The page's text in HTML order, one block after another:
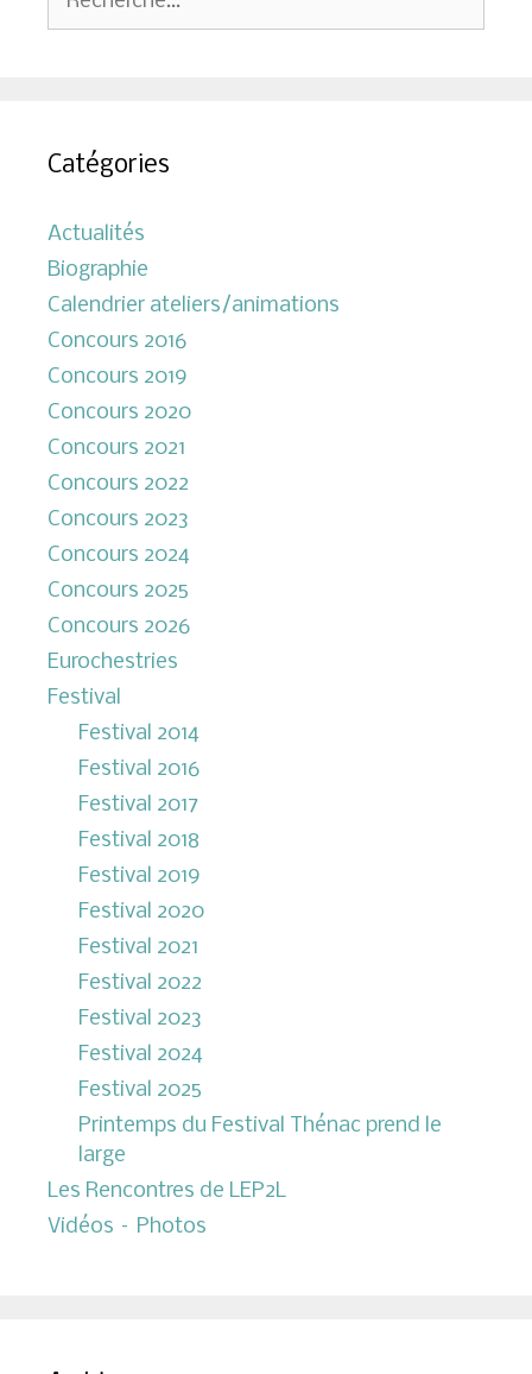
Catégories
Actualités
Biographie
Calendrier ateliers/animations
Concours 2016
Concours 2019
Concours 2020
Concours 2021
Concours 2022
Concours 2023
Concours 2024
Concours 2025
Concours 2026
Eurochestries
Festival
Festival 2014
Festival 2016
Festival 2017
Festival 2018
Festival 2019
Festival 2020
Festival 2021
Festival 2022
Festival 2023
Festival 2024
Festival 2025
Printemps du Festival Thénac prend le
large
Les Rencontres de LEP2L
Vidéos – Photos